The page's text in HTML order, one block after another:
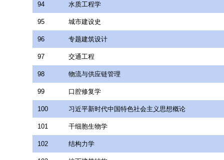
94 水质工程学
95 城市建设史
96 专题建筑设计
97 交通工程
98 物流与供应链管理
99 口腔修复学
100 习近平新时代中国特色社会主义思想概论
101 干细胞生物学
102 结构力学